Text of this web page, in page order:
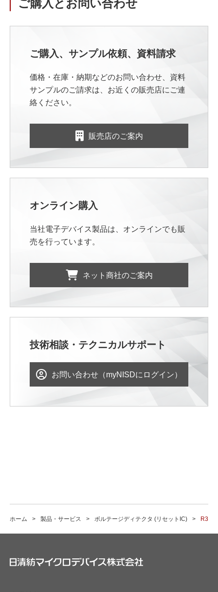
ご購入とお問い合わせ
ご購入、サンプル依頼、資料請求
価格・在庫・納期などのお問い合わせ、資料
サンプルのご請求は、お近くの販売店にご連
絡ください。
販売店のご案内
オンライン購入
当社電子デバイス製品は、オンラインでも販
売を行っています。
ネット商社のご案内
技術相談・テクニカルサポート
お問い合わせ（myNISDにログイン）
ホーム 製品・サービス ボルテージディテクタ (リセットIC)